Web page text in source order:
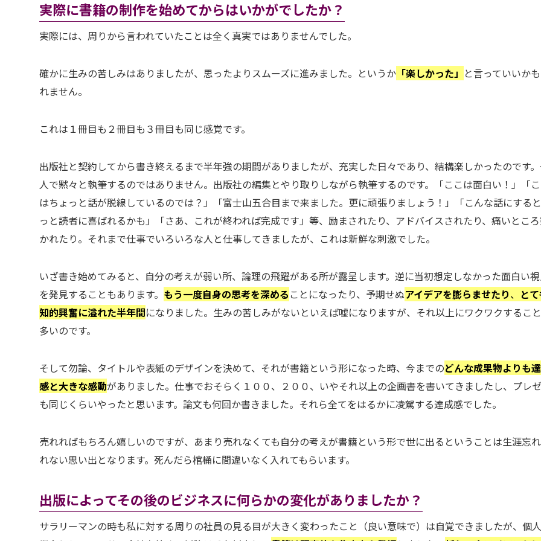
実際に書籍の制作を始めてからはいかがでしたか？
実際には、周りから言われていたことは全く真実ではありませんでした。
確かに生みの苦しみはありましたが、思ったよりスムーズに進みました。というか 「楽しかった」 と言っていいか
れません。
これは１冊目も２冊目も３冊目も同じ感覚です。
出版社と契約してから書き終えるまで半年強の期間がありましたが、充実した日々であり、結構楽しかったのです
人で黙々と執筆するのではありません。出版社の編集とやり取りしながら執筆するのです。「ここは面白い！」「
はちょっと話が脱線しているのでは？」「富士山五合目まで来ました。更に頑張りましょう！」「こんな話にする
っと読者に喜ばれるかも」「さあ、これが終われば完成です」等、励まされたり、アドバイスされたり、痛いとこ
かれたり。それまで仕事でいろいろな人と仕事してきましたが、これは新鮮な刺激でした。
いざ書き始めてみると、自分の考えが弱い所、論理の飛躍がある所が露呈します。逆に当初想定しなかった面白い
を発見することもあります。 もう一度自身の思考を深める ことになったり、予期せぬアイデアを膨らませたり、 と
知的興奮に溢れた半年間になりました。生みの苦しみがないといえば嘘になりますが、それ以上にワクワクするこ
多いのです。
そして勿論、タイトルや表紙のデザインを決めて、それが書籍という形になった時、今までのどんな成果物よりも
感と大きな感動がありました。仕事でおそらく１００、２００、いやそれ以上の企画書を書いてきましたし、プレ
も同じくらいやったと思います。論文も何回か書きました。それら全てをはるかに凌駕する達成感でした。
売れればもちろん嬉しいのですが、あまり売れなくても自分の考えが書籍という形で世に出るということは生涯忘
れない思い出となります。死んだら棺桶に間違いなく入れてもらいます。
出版によってその後のビジネスに何らかの変化がありましたか？
サラリーマンの時も私に対する周りの社員の見る目が大きく変わったこと（良い意味で）は自覚できましたが、個